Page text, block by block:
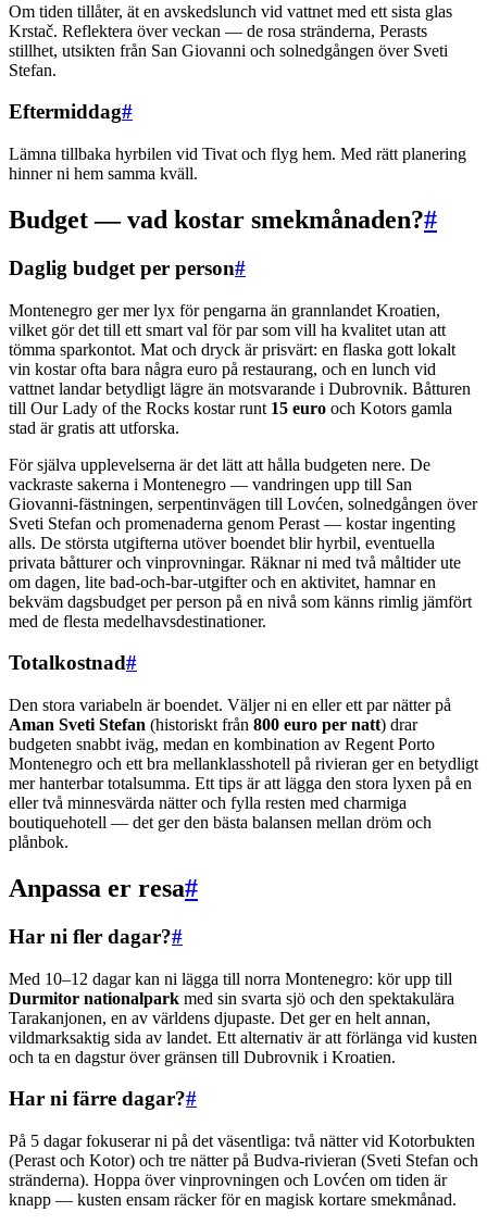
Om tiden tillåter, ät en avskedslunch vid vattnet med ett sista glas
Krstač. Reflektera över veckan — de rosa stränderna, Perasts
stillhet, utsikten från San Giovanni och solnedgången över Sveti
Stefan.
Eftermiddag#
Lämna tillbaka hyrbilen vid Tivat och flyg hem. Med rätt planering
hinner ni hem samma kväll.
Budget — vad kostar smekmånaden?#
Daglig budget per person#
Montenegro ger mer lyx för pengarna än grannlandet Kroatien,
vilket gör det till ett smart val för par som vill ha kvalitet utan att
tömma sparkontot. Mat och dryck är prisvärt: en flaska gott lokalt
vin kostar ofta bara några euro på restaurang, och en lunch vid
vattnet landar betydligt lägre än motsvarande i Dubrovnik. Båtturen
till Our Lady of the Rocks kostar runt 15 euro och Kotors gamla
stad är gratis att utforska.
För själva upplevelserna är det lätt att hålla budgeten nere. De
vackraste sakerna i Montenegro — vandringen upp till San
Giovanni-fästningen, serpentinvägen till Lovćen, solnedgången över
Sveti Stefan och promenaderna genom Perast — kostar ingenting
alls. De största utgifterna utöver boendet blir hyrbil, eventuella
privata båtturer och vinprovningar. Räknar ni med två måltider ute
om dagen, lite bad-och-bar-utgifter och en aktivitet, hamnar en
bekväm dagsbudget per person på en nivå som känns rimlig jämfört
med de flesta medelhavsdestinationer.
Totalkostnad#
Den stora variabeln är boendet. Väljer ni en eller ett par nätter på
Aman Sveti Stefan (historiskt från 800 euro per natt) drar
budgeten snabbt iväg, medan en kombination av Regent Porto
Montenegro och ett bra mellanklasshotell på rivieran ger en betydligt
mer hanterbar totalsumma. Ett tips är att lägga den stora lyxen på en
eller två minnesvärda nätter och fylla resten med charmiga
boutiquehotell — det ger den bästa balansen mellan dröm och
plånbok.
Anpassa er resa#
Har ni fler dagar?#
Med 10–12 dagar kan ni lägga till norra Montenegro: kör upp till
Durmitor nationalpark med sin svarta sjö och den spektakulära
Tarakanjonen, en av världens djupaste. Det ger en helt annan,
vildmarksaktig sida av landet. Ett alternativ är att förlänga vid kusten
och ta en dagstur över gränsen till Dubrovnik i Kroatien.
Har ni färre dagar?#
På 5 dagar fokuserar ni på det väsentliga: två nätter vid Kotorbukten
(Perast och Kotor) och tre nätter på Budva-rivieran (Sveti Stefan och
stränderna). Hoppa över vinprovningen och Lovćen om tiden är
knapp — kusten ensam räcker för en magisk kortare smekmånad.